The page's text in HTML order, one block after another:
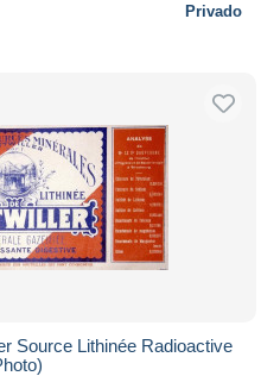
Privado
Source Lithinée Radioactive